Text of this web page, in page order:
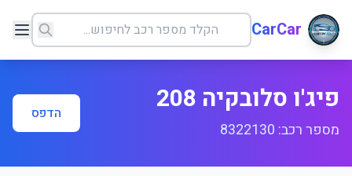
CarCar
פיג'ו סלובקיה 208
מספר רכב: 8322130
הדפס